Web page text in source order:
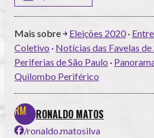
Mais sobre ￫ Eleições 2020·
Coletivo · Notícias das Favelas de
Periferias de São Paulo ·
Quilombo Periférico
RONALDO MATOS
/ronaldo.matosilva